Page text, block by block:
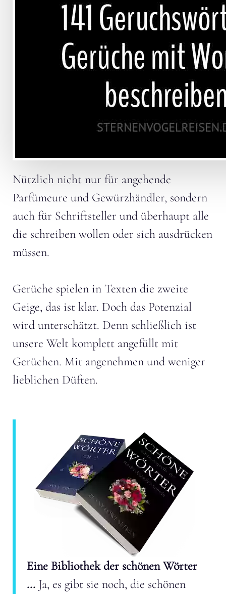
Nützlich nicht nur für angehende
Parfümeure und Gewürzhändler, sondern
auch für Schriftsteller und überhaupt alle
die schreiben wollen oder sich ausdrücken
müssen.
Gerüche spielen in Texten die zweite
Geige, das ist klar. Doch das Potenzial
wird unterschätzt. Denn schließlich ist
unsere Welt komplett angefüllt mit
Gerüchen. Mit angenehmen und weniger
lieblichen Düften.
Eine Bibliothek der schönen Wörter
... Ja, es gibt sie noch, die schönen